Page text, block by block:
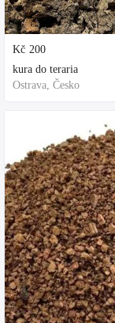
Kč 200
kura do teraria
Ostrava, Česko